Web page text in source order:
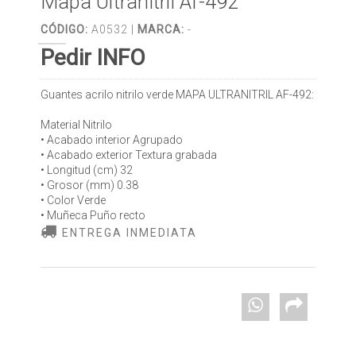
CÓDIGO: A0532 | MARCA: -
Pedir INFO
Guantes acrilo nitrilo verde MAPA ULTRANITRIL AF-492:
Material Nitrilo
• Acabado interior Agrupado
• Acabado exterior Textura grabada
• Longitud (cm) 32
• Grosor (mm) 0.38
• Color Verde
• Muñeca Puño recto
ENTREGA INMEDIATA